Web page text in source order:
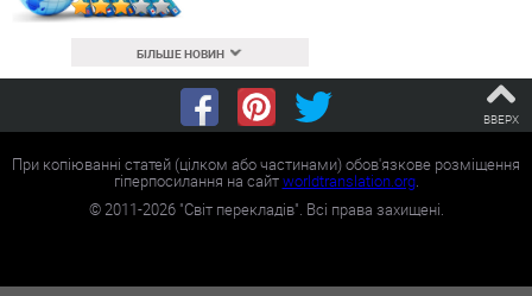
БІЛЬШЕ НОВИН
ВВЕРХ
При копіюванні статей (цілком або частинами) обов'язкове розміщення
гіперпосилання на сайтworldtranslation.org.
©2011-2026"Світ перекладів". Всі права захищені.